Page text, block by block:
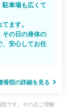
車場も広くて
ます。
その日の身体の
、安心してお任
骨院の詳細を見る
です。その点ご理解